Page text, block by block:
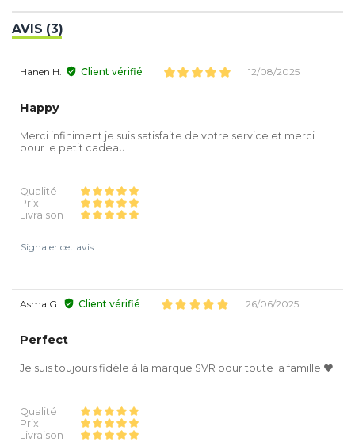
AVIS (3)
Hanen H. Client vérifié 12/08/2025
Happy
Merci infiniment je suis satisfaite de votre service et merci
pour le petit cadeau
Qualité
Prix
Livraison
Signaler cet avis
Asma G. Client vérifié 26/06/2025
Perfect
Je suis toujours fidèle à la marque SVR pour toute la famille ❤️
Qualité
Prix
Livraison